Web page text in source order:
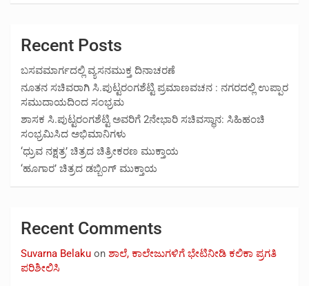
Recent Posts
ಬಸವಮಾರ್ಗದಲ್ಲಿ ವ್ಯಸನಮುಕ್ತ ದಿನಾಚರಣೆ
ನೂತನ ಸಚಿವರಾಗಿ ಸಿ.ಪುಟ್ಟರಂಗಶೆಟ್ಟಿ ಪ್ರಮಾಣವಚನ : ನಗರದಲ್ಲಿ ಉಪ್ಪಾರ
ಸಮುದಾಯದಿಂದ ಸಂಭ್ರಮ
ಶಾಸಕ ಸಿ.ಪುಟ್ಟರಂಗಶೆಟ್ಟಿ ಅವರಿಗೆ 2ನೇಭಾರಿ ಸಚಿವಸ್ಥಾನ: ಸಿಹಿಹಂಚಿ
ಸಂಭ್ರಮಿಸಿದ ಅಭಿಮಾನಿಗಳು
‘ಧ್ರುವ ನಕ್ಷತ್ರ’ ಚಿತ್ರದ ಚಿತ್ರೀಕರಣ ಮುಕ್ತಾಯ
‘ಹೂಗಾರ’ ಚಿತ್ರದ ಡಬ್ಬಿಂಗ್ ಮುಕ್ತಾಯ
Recent Comments
Suvarna Belaku on ಶಾಲೆ, ಕಾಲೇಜುಗಳಿಗೆ ಭೇಟಿನೀಡಿ ಕಲಿಕಾ ಪ್ರಗತಿ
ಪರಿಶೀಲಿಸಿ